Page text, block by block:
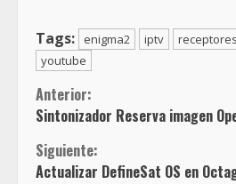
Tags: enigma2 iptv
youtube
Sigue
leyendo
Anterior:
Sintonizador Reserva imagen
Siguiente:
Actualizar DefineSat OS en